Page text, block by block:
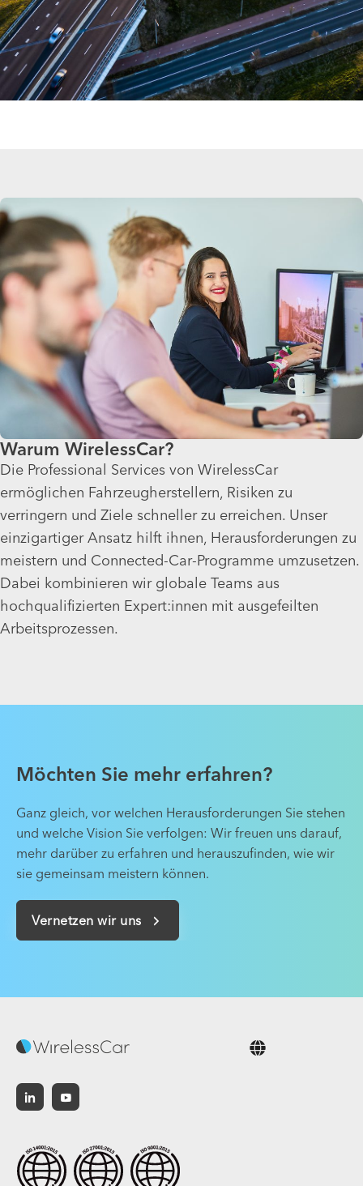
Warum WirelessCar?
Die Professional Services von WirelessCar
ermöglichen Fahrzeugherstellern, Risiken zu
verringern und Ziele schneller zu erreichen. Unser
einzigartiger Ansatz hilft ihnen, Herausforderungen zu
meistern und Connected-Car-Programme umzusetzen.
Dabei kombinieren wir globale Teams aus
hochqualifizierten Expert:innen mit ausgefeilten
Arbeitsprozessen.
Möchten Sie mehr erfahren?
Ganz gleich, vor welchen Herausforderungen Sie stehen
und welche Vision Sie verfolgen: Wir freuen uns darauf,
mehr darüber zu erfahren und herauszufinden, wie wir
sie gemeinsam meistern können.
Vernetzen wir uns